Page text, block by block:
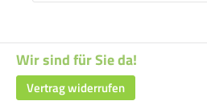
Wir sind für Sie da!
Vertrag widerrufen